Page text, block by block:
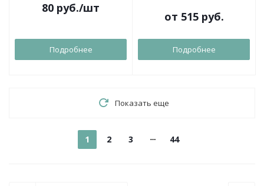
80 руб./шт
Подробнее
от 515 руб.
Подробнее
Показать еще
1 2 3 44